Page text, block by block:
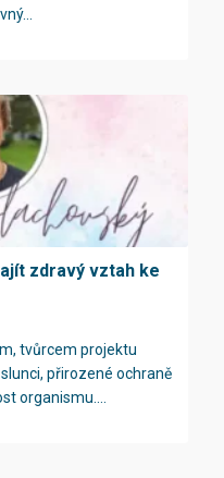
zdravý vztah ke
tvůrcem projektu
přirozené ochraně
organismu....